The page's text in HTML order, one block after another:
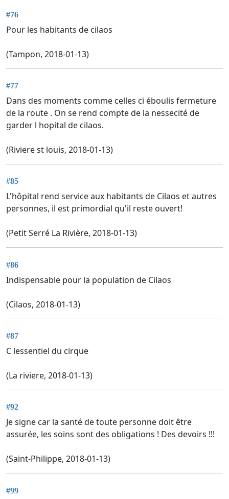
#76
Pour les habitants de cilaos
(Tampon, 2018-01-13)
#77
Dans des moments comme celles ci éboulis fermeture
de la route . On se rend compte de la nessecité de
garder l hopital de cilaos.
(Riviere st louis, 2018-01-13)
#85
L'hôpital rend service aux habitants de Cilaos et autres
personnes, il est primordial qu'il reste ouvert!
(Petit Serré La Rivière, 2018-01-13)
#86
Indispensable pour la population de Cilaos
(Cilaos, 2018-01-13)
#87
C lessentiel du cirque
(La riviere, 2018-01-13)
#92
Je signe car la santé de toute personne doit être
assurée, les soins sont des obligations ! Des devoirs !!!
(Saint-Philippe, 2018-01-13)
#99